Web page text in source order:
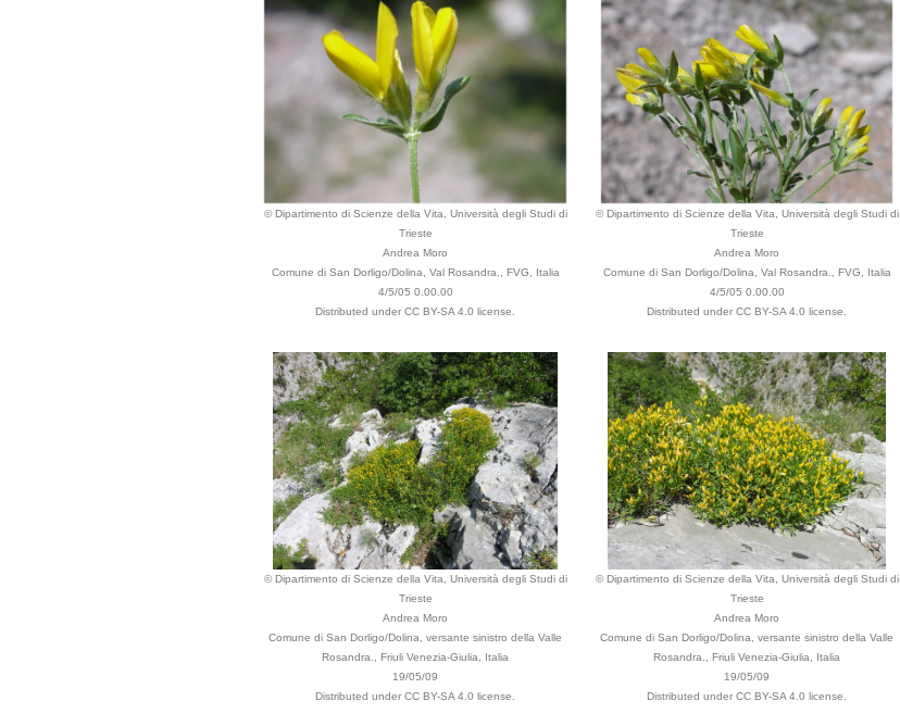
© Dipartimento di Scienze della Vita, Università degli Studi di
Trieste
Andrea Moro
Comune di San Dorligo/Dolina, Val Rosandra., FVG, Italia
4/5/05 0.00.00
Distributed under CC BY-SA 4.0 license.
© Dipartimento di Scienze della Vita, Università degli Studi di
Trieste
Andrea Moro
Comune di San Dorligo/Dolina, Val Rosandra., FVG, Italia
4/5/05 0.00.00
Distributed under CC BY-SA 4.0 license.
© Dipartimento di Scienze della Vita, Università degli Studi di
Trieste
Andrea Moro
Comune di San Dorligo/Dolina, versante sinistro della Valle
Rosandra., Friuli Venezia-Giulia, Italia
19/05/09
Distributed under CC BY-SA 4.0 license.
© Dipartimento di Scienze della Vita, Università degli Studi di
Trieste
Andrea Moro
Comune di San Dorligo/Dolina, versante sinistro della Valle
Rosandra., Friuli Venezia-Giulia, Italia
19/05/09
Distributed under CC BY-SA 4.0 license.